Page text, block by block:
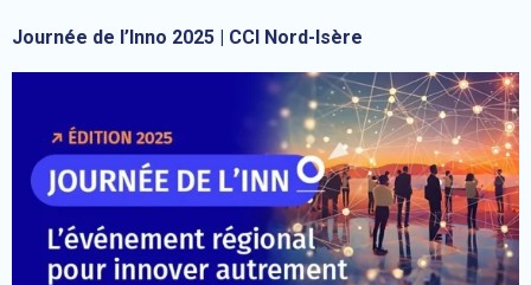
Journée de l’Inno 2025 | CCI Nord-Isère